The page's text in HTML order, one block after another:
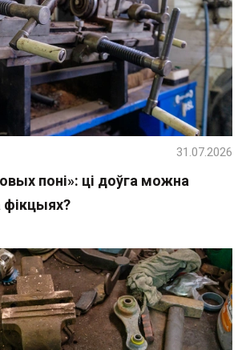
поні»: ці доўга можна
31.07.2026